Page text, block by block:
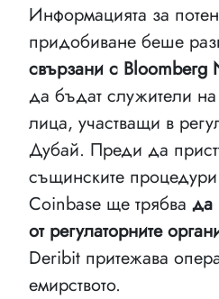
Информацията за
придобиване беше
свързани с Bloomberg
да бъдат служители
лица, участващи в
Дубай. Преди да
същинските
Coinbase ще трябва да
от регулаторните
Deribit притежава
емирството.